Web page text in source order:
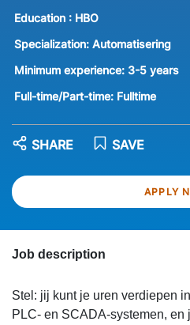
Education : HBO
Specialization: Automatisering
Minimum experience: 3-5 years
Full-time/Part-time: Fulltime
APPLY
SAVE
SHARE
Job description
Stel: jij kunt je uren verdiepen
PLC- en SCADA-systemen, en